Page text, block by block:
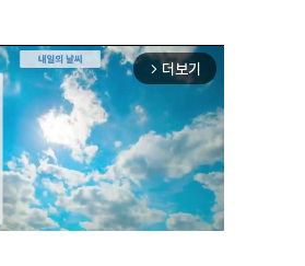
arrow_forward_ios 더보기